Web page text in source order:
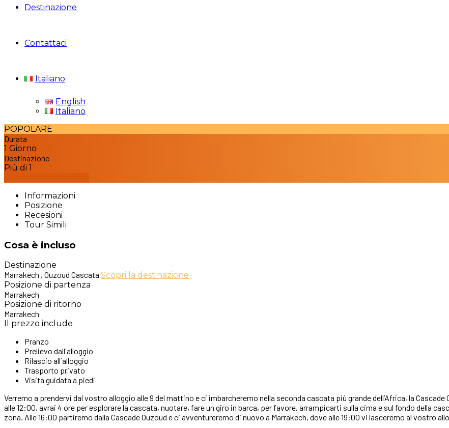
Destinazione
Contattaci
Italiano
English
Italiano
POPOLARE
Durata
1 Giorno
Destinazione
Più di 1
Informazioni
Posizione
Recesioni
Tour Simili
Cosa è incluso
Destinazione
Marrakech , Ouzoud Cascata Scopri la destinazione
Posizione di partenza
Marrakech
Posizione di ritorno
Marrakech
Il prezzo include
Pranzo
Prelievo dall´alloggio
Rilascio all´alloggio
Trasporto privato
Visita guidata a piedi
Verremo a prendervi dal vostro alloggio alle 9 del mattino e ci imbarcheremo nella seconda cascata più grande dell’Africa, la
alle 12:00, avrai 4 ore per esplorare la cascata, nuotare, fare un giro in barca, per favore, arrampicarti sulla cima e sul fondo della
zona. Alle 16:00 partiremo dalla Cascade Ouzoud e ci avventureremo di nuovo a Marrakech, dove alle 19:00 vi lasceremo al vostro